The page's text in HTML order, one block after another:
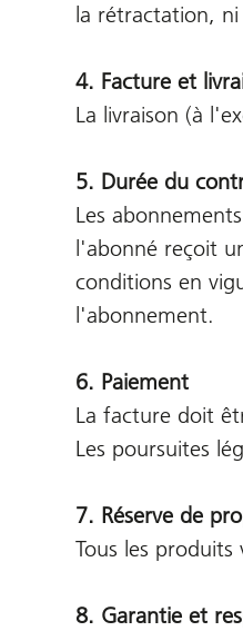
la rétractation,
4. Facture et
La livraison (à
5. Durée du
Les
l'abonné reçoit
conditions en
l'abonnement.
6. Paiement
La facture doit
Les poursuites
7. Réserve de
Tous les
8. Garantie et